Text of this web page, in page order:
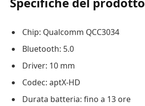
Chip: Qualcomm QCC3034
Bluetooth: 5.0
Driver: 10 mm
Codec: aptX-HD
Durata batteria: fino a 13 ore